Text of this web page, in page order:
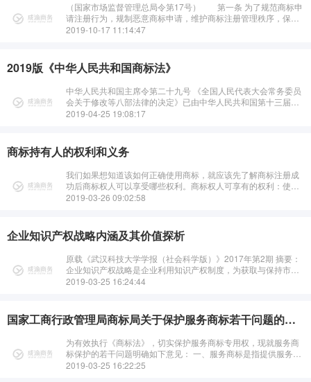
（国家市场监督管理总局令第17号） 第一条 为了规范商标申
请注册行为，规制恶意商标申请，维护商标注册管理秩序，保护
社会公共利益，根据《中华人民共和国商标法》（以下简称商标
2019-10-17 11:14:47
2019版《中华人民共和国商标法》
中华人民共和国主席令第二十九号 《全国人民代表大会常务委员
会关于修改等八部法律的决定》已由中华人民共和国第十三届全
国人···
2019-04-25 19:08:17
商标持有人的权利和义务
我们如果想知道该如何正确使用商标，就应该先了解商标注册成
功后商标权人可以享受哪些权利。商标权人可享有的权利：使用
权商标注册人有权在其注册商标核准使用的商品和服务上使用该
2019-03-26 09:02:58
企业知识产权战略内涵及其价值探析
原载《武汉科技大学学报（社会科学版）》2017年第2期 摘要：
企业知识产权战略是企业利用知识产权制度，为获取与保持市场
竞争优势并遏制竞争对手，获取最佳经济社会效益的总体性谋
2019-03-25 16:24:44
国家工商行政管理局商标局关于保护服务商标若干问题的意见
为有效执行《商标法》，切实保护服务商标专用权，现就服务商
标保护的若干问题明确如下意见： 一、服务商标是指提供服务的
经营者，为将自己提供的服务与他人···
2019-03-25 16:22:25